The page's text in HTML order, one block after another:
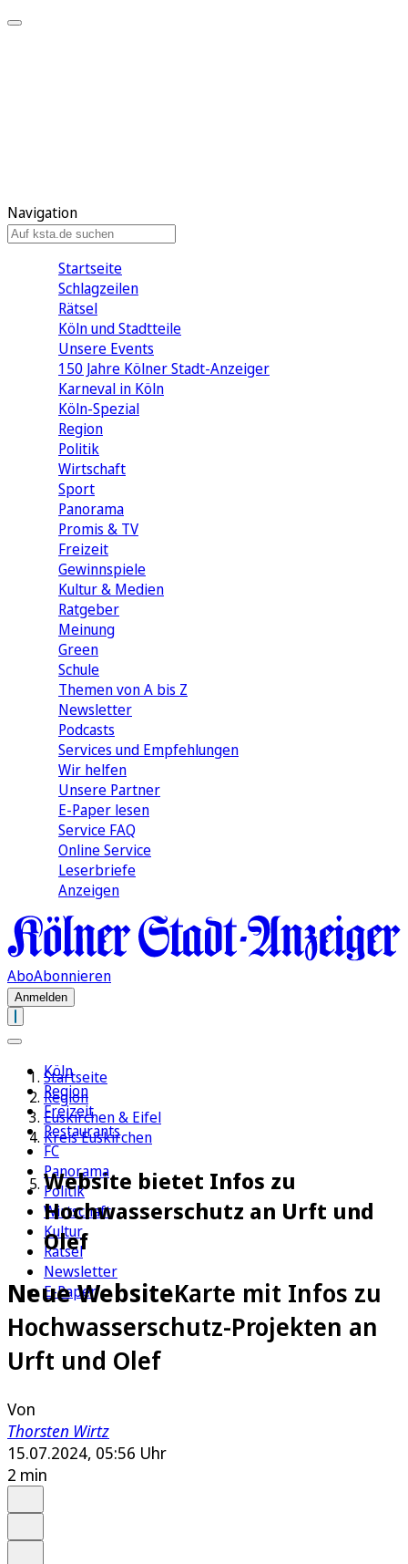
Navigation
Startseite
Schlagzeilen
Rätsel
Köln und Stadtteile
Unsere Events
150 Jahre Kölner Stadt-Anzeiger
Karneval in Köln
Köln-Spezial
Region
Politik
Wirtschaft
Sport
Panorama
Promis & TV
Freizeit
Gewinnspiele
Kultur & Medien
Ratgeber
Meinung
Green
Schule
Themen von A bis Z
Newsletter
Podcasts
Services und Empfehlungen
Wir helfen
Unsere Partner
E-Paper lesen
Service FAQ
Online Service
Leserbriefe
Anzeigen
AboAbonnieren
Anmelden
Köln
Region
Freizeit
Restaurants
FC
Panorama
Politik
Wirtschaft
Kultur
Rätsel
Newsletter
E-Paper
Startseite
Region
Euskirchen & Eifel
Kreis Euskirchen
Website bietet Infos zu
Hochwasserschutz an Urft und
Olef
Neue WebsiteKarte mit Infos zu
Hochwasserschutz-Projekten an
Urft und Olef
Von
Thorsten Wirtz
15.07.2024, 05:56 Uhr
2 min